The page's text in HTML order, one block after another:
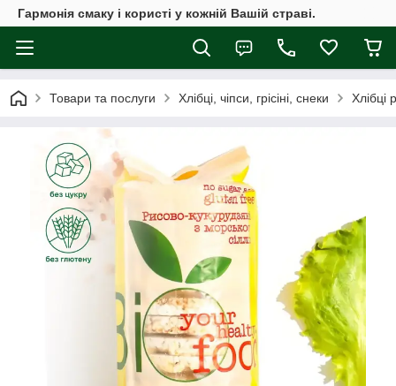
Гармонія смаку і користі у кожній Вашій страві.
Товари та послуги Хлібці, чіпси, грісіні, снеки Хлібці